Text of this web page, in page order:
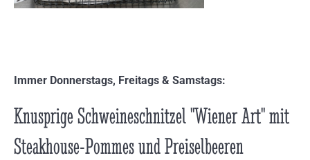
Immer Donnerstags, Freitags & Samstags:
Knusprige Schweineschnitzel "Wiener Art" mit
Steakhouse-Pommes und Preiselbeeren